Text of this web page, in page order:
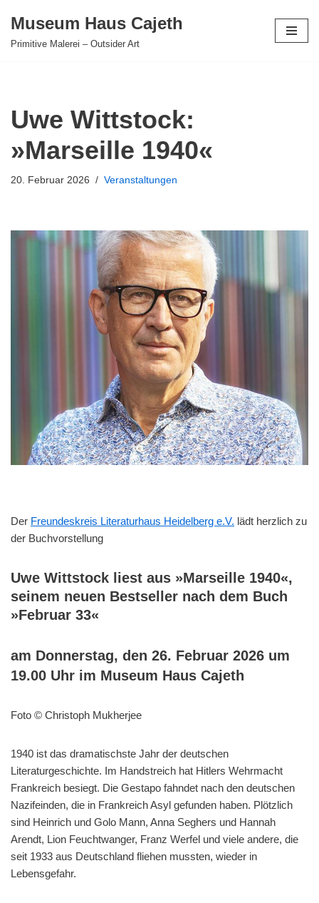
Zum
Museum Haus Cajeth
Primitive Malerei – Outsider Art
Uwe Wittstock:
»Marseille 1940«
20. Februar 2026 Veranstaltungen
Der Freundeskreis Literaturhaus Heidelberg e.V. lädt herzlich zu
der Buchvorstellung
Uwe Wittstock liest aus »Marseille 1940«,
seinem neuen Bestseller nach dem Buch
»Februar 33«
am Donnerstag, den 26. Februar 2026 um
19.00 Uhr im Museum Haus Cajeth
Foto © Christoph Mukherjee
1940 ist das dramatischste Jahr der deutschen
Literaturgeschichte. Im Handstreich hat Hitlers Wehrmacht
Frankreich besiegt. Die Gestapo fahndet nach den deutschen
Nazifeinden, die in Frankreich Asyl gefunden haben. Plötzlich
sind Heinrich und Golo Mann, Anna Seghers und Hannah
Arendt, Lion Feuchtwanger, Franz Werfel und viele andere, die
seit 1933 aus Deutschland fliehen mussten, wieder in
Lebensgefahr.